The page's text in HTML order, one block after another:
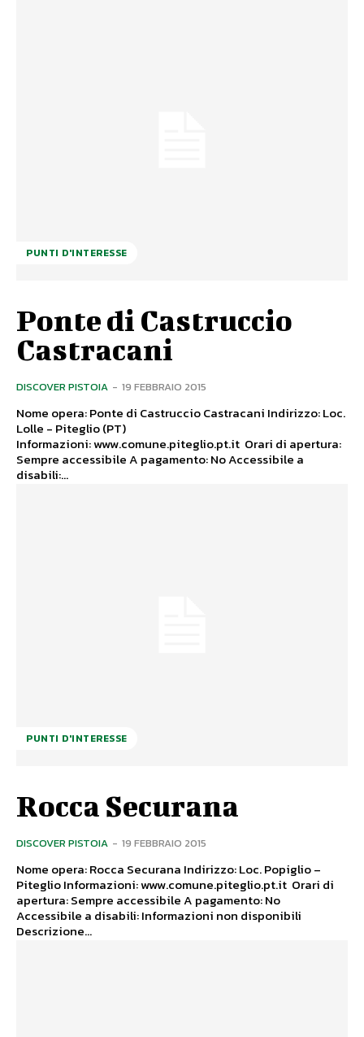
PUNTI D'INTERESSE
Ponte di Castruccio
Castracani
DISCOVER PISTOIA - 19 FEBBRAIO 2015
Nome opera: Ponte di Castruccio Castracani Indirizzo: Loc.
Lolle - Piteglio (PT)
Informazioni: www.comune.piteglio.pt.it Orari di apertura:
Sempre accessibile A pagamento: No Accessibile a
disabili:...
PUNTI D'INTERESSE
Rocca Securana
DISCOVER PISTOIA - 19 FEBBRAIO 2015
Nome opera: Rocca Securana Indirizzo: Loc. Popiglio –
Piteglio Informazioni: www.comune.piteglio.pt.it Orari di
apertura: Sempre accessibile A pagamento: No
Accessibile a disabili: Informazioni non disponibili
Descrizione...